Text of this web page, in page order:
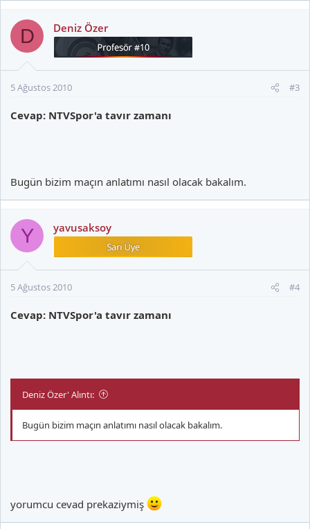
D Deniz Özer
5 Ağustos 2010 #3
Cevap: NTVSpor'a tavır zamanı
Bugün bizim maçın anlatımı nasıl olacak bakalım.
Y yavusaksoy
5 Ağustos 2010 #4
Cevap: NTVSpor'a tavır zamanı
Deniz Özer' Alıntı:
Bugün bizim maçın anlatımı nasıl olacak bakalım.
yorumcu cevad prekaziymiş